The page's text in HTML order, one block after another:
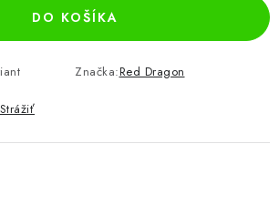
DO KOŠÍKA
Značka:Red Dragon
Strážiť